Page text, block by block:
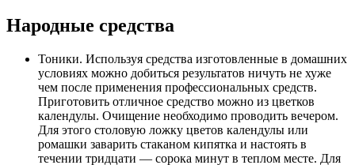
Народные средства
Тоники. Используя средства изготовленные в домашних
условиях можно добиться результатов ничуть не хуже
чем после применения профессиональных средств.
Приготовить отличное средство можно из цветков
календулы. Очищение необходимо проводить вечером.
Для этого столовую ложку цветов календулы или
ромашки заварить стаканом кипятка и настоять в
течении тридцати — сорока минут в теплом месте. Для